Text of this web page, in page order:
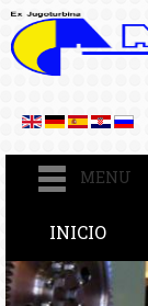
MENU
INICIO